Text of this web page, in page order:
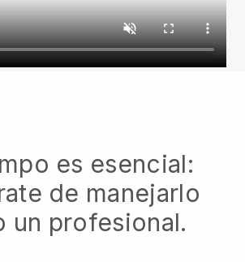
es esencial:
de manejarlo
un profesional.